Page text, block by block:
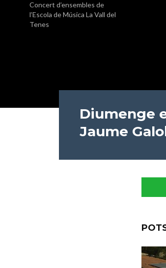
Concert d’ensembles de
l’Escola de Música La Vall del
Tenes
Diumenge
Jaume